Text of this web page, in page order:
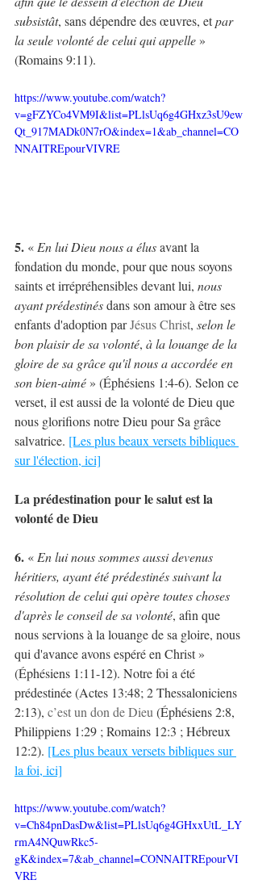
subsistât, sans dépendre des œuvres, et par
la seule volonté de celui qui appelle »
(Romains 9:11).
https://www.youtube.com/watch?
v=gFZYCo4VM9I&list=PLlsUq6g4GHxz3sU9ew
Qt_917MADk0N7rO&index=1&ab_channel=CO
NNAITREpourVIVRE
5. « En lui Dieu nous a élus avant la
fondation du monde, pour que nous soyons
saints et irrépréhensibles devant lui, nous
ayant prédestinés dans son amour à être ses
enfants d'adoption par Jésus Christ, selon le
bon plaisir de sa volonté, à la louange de la
gloire de sa grâce qu'il nous a accordée en
son bien-aimé » (Éphésiens 1:4-6). Selon ce
verset, il est aussi de la volonté de Dieu que
nous glorifions notre Dieu pour Sa grâce
salvatrice. [Les plus beaux versets bibliques
sur l'élection, ici]
La prédestination pour le salut est la
volonté de Dieu
6. « En lui nous sommes aussi devenus
héritiers, ayant été prédestinés suivant la
résolution de celui qui opère toutes choses
d'après le conseil de sa volonté, afin que
nous servions à la louange de sa gloire, nous
qui d'avance avons espéré en Christ »
(Éphésiens 1:11-12). Notre foi a été
prédestinée (Actes 13:48; 2 Thessaloniciens
2:13), c’est un don de Dieu (Éphésiens 2:8,
Philippiens 1:29 ; Romains 12:3 ; Hébreux
12:2). [Les plus beaux versets bibliques sur
la foi, ici]
https://www.youtube.com/watch?
v=Ch84pnDasDw&list=PLlsUq6g4GHxxUtL_LY
rmA4NQuwRkc5-
gK&index=7&ab_channel=CONNAITREpourVI
VRE